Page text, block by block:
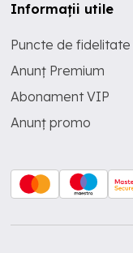
Informații utile
Puncte de fidelitate
Anunț Premium
Abonament VIP
Anunț promo